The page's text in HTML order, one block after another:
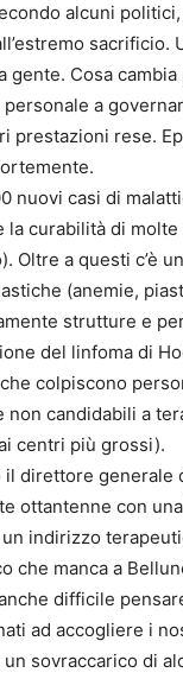
alcuni
gente. Cosa
a
prestazioni rese.
nuovi casi di
la curabilità di
Oltre a questi c’è
(anemie,
strutture e
del linfoma di
colpiscono
non candidabili a
centri più grossi).
il direttore generale
ottantenne con
indirizzo
che manca a
difficile
ad accogliere i
sovraccarico di